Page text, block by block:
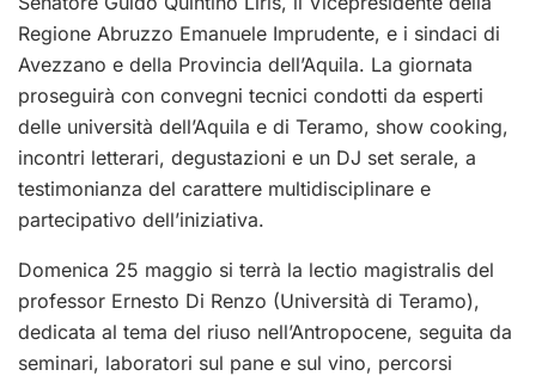
Regione Abruzzo Emanuele Imprudente, e i sindaci di
Avezzano e della Provincia dell’Aquila. La giornata
proseguirà con convegni tecnici condotti da esperti
delle università dell’Aquila e di Teramo, show cooking,
incontri letterari, degustazioni e un DJ set serale, a
testimonianza del carattere multidisciplinare e
partecipativo dell’iniziativa.
Domenica 25 maggio si terrà la lectio magistralis del
professor Ernesto Di Renzo (Università di Teramo),
dedicata al tema del riuso nell’Antropocene, seguita da
seminari, laboratori sul pane e sul vino, percorsi